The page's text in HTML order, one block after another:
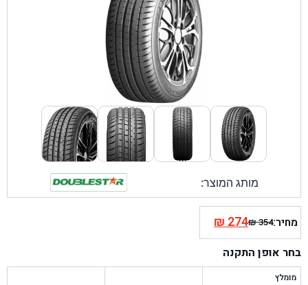
מותג המוצר:
מחיר: ₪354
המחיר
המקורי
היה:
₪274המחיר
הנוכחי
הוא:
בחר אופן התקנה
מומלץ